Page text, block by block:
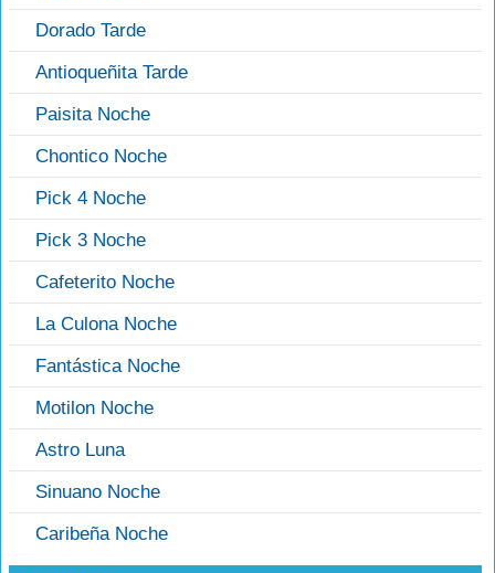
Dorado Tarde
Antioqueñita Tarde
Paisita Noche
Chontico Noche
Pick 4 Noche
Pick 3 Noche
Cafeterito Noche
La Culona Noche
Fantástica Noche
Motilon Noche
Astro Luna
Sinuano Noche
Caribeña Noche